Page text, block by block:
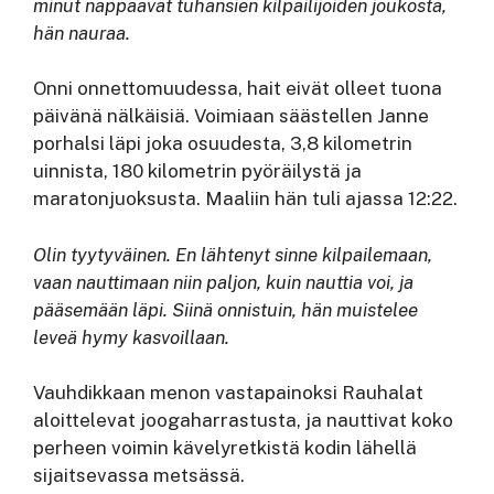
minut nappaavat tuhansien kilpailijoiden joukosta,
hän nauraa.
Onni onnettomuudessa, hait eivät olleet tuona
päivänä nälkäisiä. Voimiaan säästellen Janne
porhalsi läpi joka osuudesta, 3,8 kilometrin
uinnista, 180 kilometrin pyöräilystä ja
maratonjuoksusta. Maaliin hän tuli ajassa 12:22.
Olin tyytyväinen. En lähtenyt sinne kilpailemaan,
vaan nauttimaan niin paljon, kuin nauttia voi, ja
pääsemään läpi. Siinä onnistuin, hän muistelee
leveä hymy kasvoillaan.
Vauhdikkaan menon vastapainoksi Rauhalat
aloittelevat joogaharrastusta, ja nauttivat koko
perheen voimin kävelyretkistä kodin lähellä
sijaitsevassa metsässä.